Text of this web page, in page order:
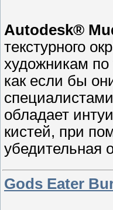
Autodesk®
текстурного
художникам
как если бы
обладает
кистей, при
убедительная
Gods Eater